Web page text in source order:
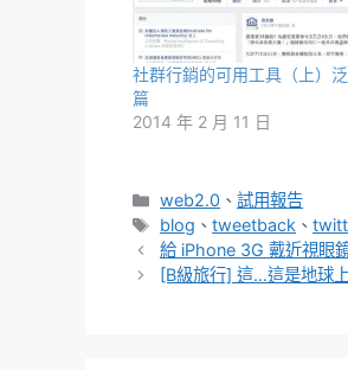
社群行銷的可用工具（上）
篇
2014 年 2 月 11 日
分
類
web2.0 、試用報告
標
籤
blog 、tweetback 、
給 iPhone 3G 戴近視眼
[B級旅行] 這…這是地球